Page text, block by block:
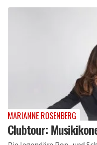
MARIANNE ROSENBERG
Clubtour: